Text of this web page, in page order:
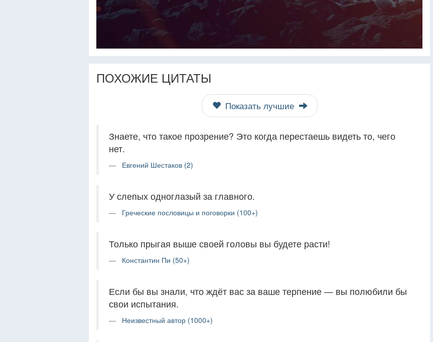
ПОХОЖИЕ ЦИТАТЫ
Показать лучшие
Знаете, что такое прозрение? Это когда перестаешь видеть то, чего
нет.
Евгений Шестаков (2)
У слепых одноглазый за главного.
Греческие пословицы и поговорки (100+)
Только прыгая выше своей головы вы будете расти!
Константин Пи (50+)
Если бы вы знали, что ждёт вас за ваше терпение — вы полюбили бы
свои испытания.
Неизвестный автор (1000+)